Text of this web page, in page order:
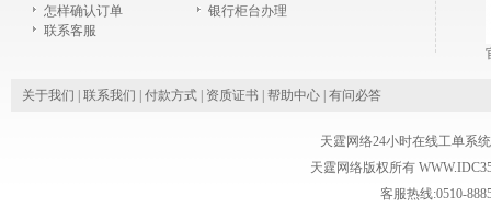
怎样确认订单
联系客服
银行柜台办理
关于我们 联系我们 付款方式 资质证书 帮助中心 有问必答
天霆网络24小时在线工单系
天霆网络版权所有
客服热线:0510-